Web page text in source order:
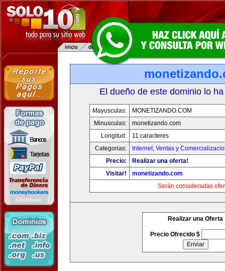
El dueño de este dominio lo
Mayusculas:
MONETIZANDO.COM
Minusculas:
monetizando.com
Longitud:
11 caracteres
Categorias:
Internet, Ventas y
Precio:
Realizar una oferta!
Visitar!
monetizando.com
Serán consideradas
Realizar una Oferta
Precio Ofrecido $